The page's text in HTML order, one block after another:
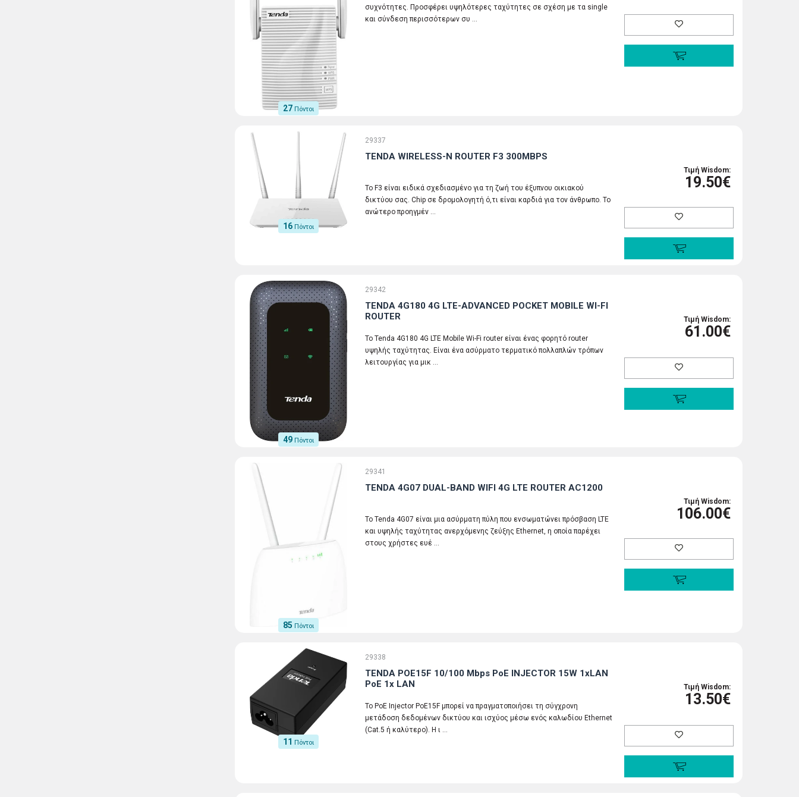
27 Πόντοι
συχνότητες. Προσφέρει υψηλότερες ταχύτητες σε σχέση με τα single
και σύνδεση περισσότερων συ …
16 Πόντοι
29337
TENDA WIRELESS-N ROUTER F3 300MBPS
Το F3 είναι ειδικά σχεδιασμένο για τη ζωή του έξυπνου οικιακού
δικτύου σας. Chip σε δρομολογητή ό,τι είναι καρδιά για τον άνθρωπο. Το
ανώτερο προηγμέν …
Τιμή Wisdom:
19.50€
49 Πόντοι
29342
TENDA 4G180 4G LTE-ADVANCED POCKET MOBILE WI-FI
ROUTER
To Tenda 4G180 4G LTE Mobile Wi-Fi router είναι ένας φορητό router
υψηλής ταχύτητας. Είναι ένα ασύρματο τερματικό πολλαπλών τρόπων
λειτουργίας για μικ …
Τιμή Wisdom:
61.00€
85 Πόντοι
29341
TENDA 4G07 DUAL-BAND WIFI 4G LTE ROUTER AC1200
Το Tenda 4G07 είναι μια ασύρματη πύλη που ενσωματώνει πρόσβαση LTE
και υψηλής ταχύτητας ανερχόμενης ζεύξης Ethernet, η οποία παρέχει
στους χρήστες ευέ …
Τιμή Wisdom:
106.00€
11 Πόντοι
29338
TENDA POE15F 10/100 Mbps PoE INJECTOR 15W 1xLAN
PoE 1x LAN
Το PoE Injector PoE15F μπορεί να πραγματοποιήσει τη σύγχρονη
μετάδοση δεδομένων δικτύου και ισχύος μέσω ενός καλωδίου Ethernet
(Cat.5 ή καλύτερο). Η ι …
Τιμή Wisdom:
13.50€